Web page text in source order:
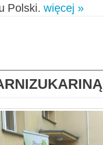
Polski. więcej »